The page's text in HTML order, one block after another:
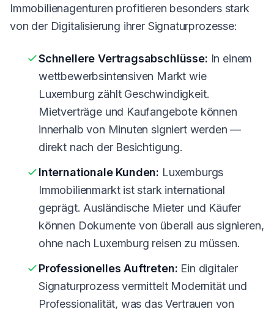
Immobilienagenturen profitieren besonders stark
von der Digitalisierung ihrer Signaturprozesse:
Schnellere Vertragsabschlüsse: In einem
wettbewerbsintensiven Markt wie
Luxemburg zählt Geschwindigkeit.
Mietverträge und Kaufangebote können
innerhalb von Minuten signiert werden —
direkt nach der Besichtigung.
Internationale Kunden: Luxemburgs
Immobilienmarkt ist stark international
geprägt. Ausländische Mieter und Käufer
können Dokumente von überall aus signieren,
ohne nach Luxemburg reisen zu müssen.
Professionelles Auftreten: Ein digitaler
Signaturprozess vermittelt Modernität und
Professionalität, was das Vertrauen von